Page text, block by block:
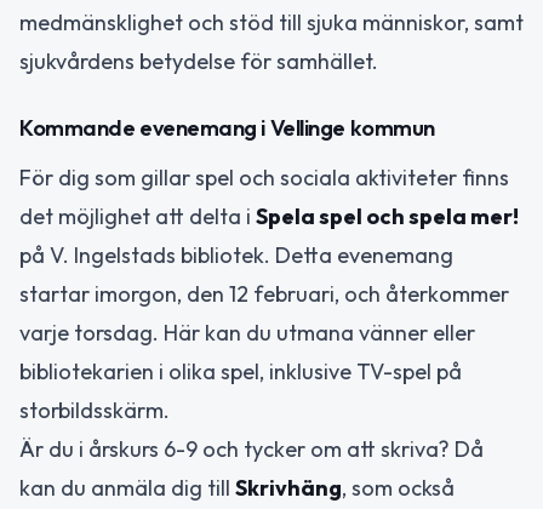
medmänsklighet och stöd till sjuka människor, samt
sjukvårdens betydelse för samhället.
Kommande evenemang i Vellinge kommun
För dig som gillar spel och sociala aktiviteter finns
det möjlighet att delta i Spela spel och spela mer!
på V. Ingelstads bibliotek. Detta evenemang
startar imorgon, den 12 februari, och återkommer
varje torsdag. Här kan du utmana vänner eller
bibliotekarien i olika spel, inklusive TV-spel på
storbildsskärm.
Är du i årskurs 6-9 och tycker om att skriva? Då
kan du anmäla dig till Skrivhäng, som också